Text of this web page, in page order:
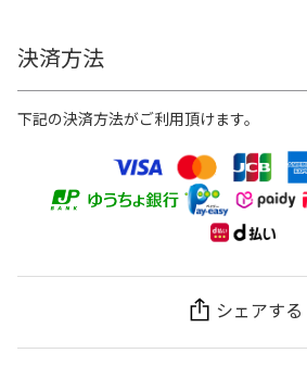
決済方法
下記の決済方法がご利用頂けます。
シェアする